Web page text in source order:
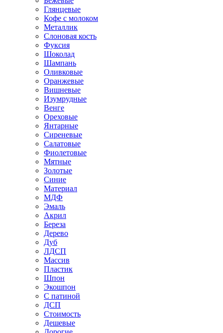
Глянцевые
Кофе с молоком
Металлик
Слоновая кость
Фуксия
Шоколад
Шампань
Оливковые
Оранжевые
Вишневые
Изумрудные
Венге
Ореховые
Янтарные
Сиреневые
Салатовые
Фиолетовые
Мятные
Золотые
Синие
Материал
МДФ
Эмаль
Акрил
Береза
Дерево
Дуб
ЛДСП
Массив
Пластик
Шпон
Экошпон
С патиной
ДСП
Стоимость
Дешевые